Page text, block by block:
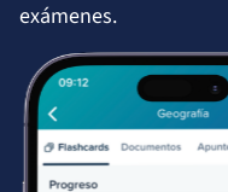
exámenes.